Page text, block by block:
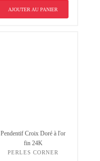
AJOUTER AU PANIER
Pendentif Croix Doré à l'or
fin 24K
PERLES CORNER